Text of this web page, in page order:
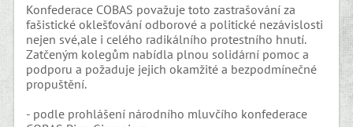
Konfederace COBAS považuje toto zastrašování za
fašistické oklešťování odborové a politické nezávislosti
nejen své,ale i celého radikálního protestního hnutí.
Zatčeným kolegům nabídla plnou solidární pomoc a
podporu a požaduje jejich okamžité a bezpodmínečné
propuštění.
- podle prohlášení národního mluvčího konfederace